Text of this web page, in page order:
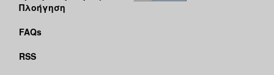
Πλοήγηση
FAQs
RSS